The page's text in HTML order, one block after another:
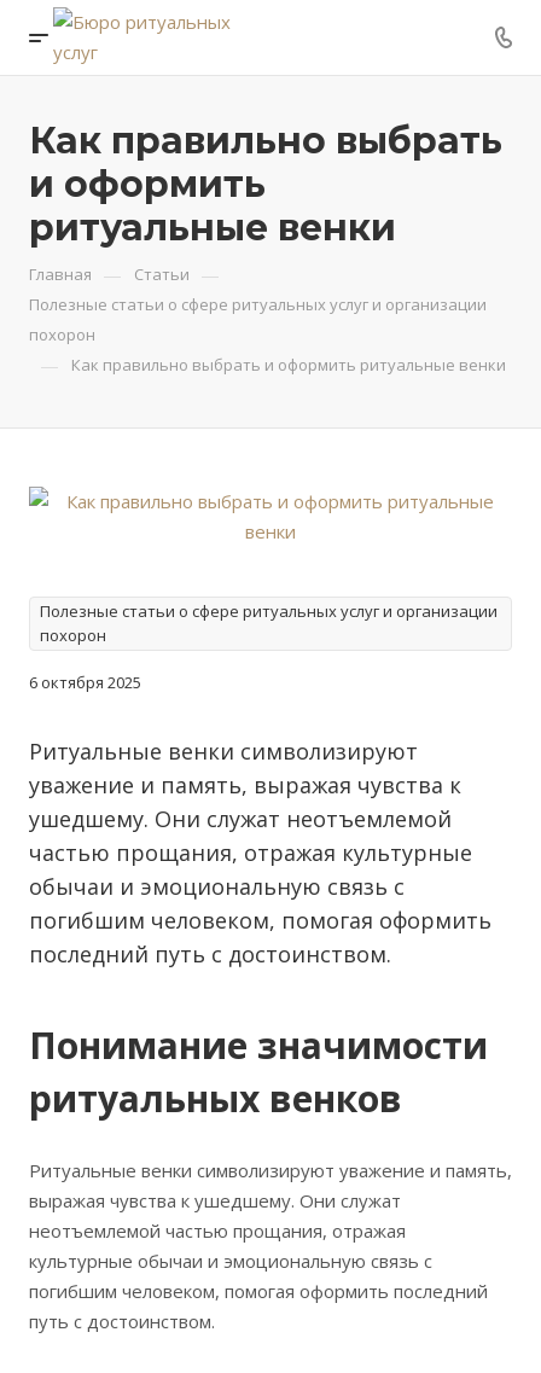
Как правильно выбрать
и оформить
ритуальные венки
Главная — Статьи —
Полезные статьи о сфере ритуальных услуг и организации
похорон
— Как правильно выбрать и оформить ритуальные венки
Полезные статьи о сфере ритуальных услуг и организации
похорон
6 октября 2025
Ритуальные венки символизируют
уважение и память, выражая чувства к
ушедшему. Они служат неотъемлемой
частью прощания, отражая культурные
обычаи и эмоциональную связь с
погибшим человеком, помогая оформить
последний путь с достоинством.
Понимание значимости
ритуальных венков
Ритуальные венки символизируют уважение и память,
выражая чувства к ушедшему. Они служат
неотъемлемой частью прощания, отражая
культурные обычаи и эмоциональную связь с
погибшим человеком, помогая оформить последний
путь с достоинством.